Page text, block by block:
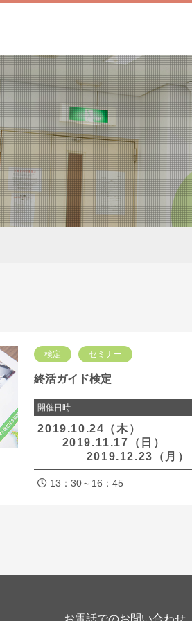
検定 セミナー
終活ガイド検定
開催日時
2019.10.24（木）
2019.11.17（日）
2019.12.23（月）
13：30～16：45
お電話でのお問い合わせ